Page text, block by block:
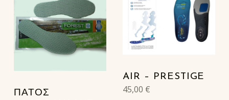
ΠΑΤΟΣ
AIR – PRESTIGE
45,00 €